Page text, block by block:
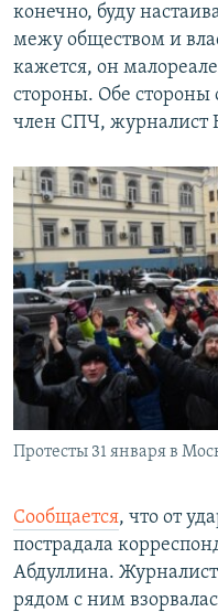
конечно, буду
межу обществом и
кажется, он
стороны. Обе стороны
член СПЧ, журналист
Протесты 31 января в
Сообщается, что от
пострадала
Абдуллина.
рядом с ним